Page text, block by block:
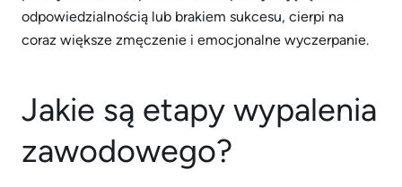
odpowiedzialnością lub brakiem sukcesu, cierpi na
coraz większe zmęczenie i emocjonalne wyczerpanie.
Jakie są etapy wypalenia
zawodowego?